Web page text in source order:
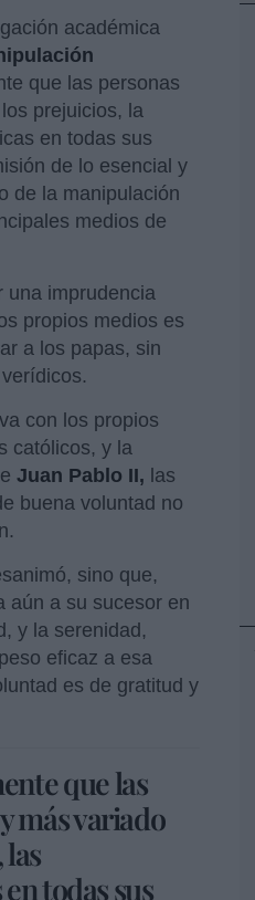
académica
que las personas
prejuicios, la
en todas sus
de lo esencial y
de la manipulación
medios de
una imprudencia
propios medios es
a los papas, sin
con los propios
católicos, y la
Juan Pablo II, las
buena voluntad no
sino que,
aún a su sucesor en
y la serenidad,
eficaz a esa
es de gratitud y
que las
más variado
todas sus